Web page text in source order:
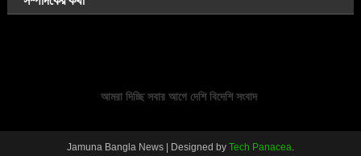
আমরা দিচ্ছি সবার আগে দেশি বিদেশি সংবাদ
Jamuna Bangla News | Designed by Tech Panacea